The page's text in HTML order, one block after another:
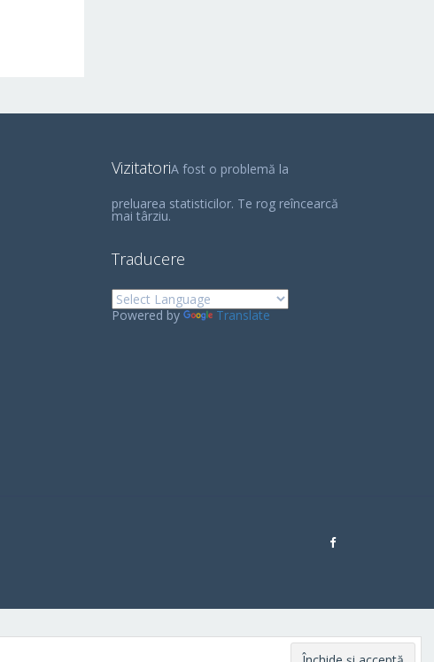
VizitatoriA fost o problemă la
preluarea statisticilor. Te rog reîncearcă
mai târziu.
Traducere
Powered by Translate